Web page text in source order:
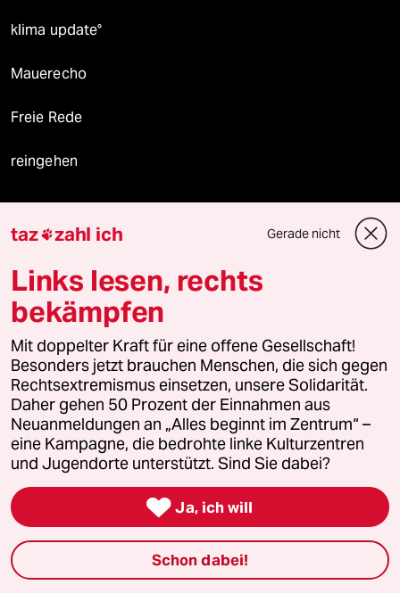
klima update°
Mauerecho
Freie Rede
reingehen
Newsletter
team zukunft
taz frisch
taz zahl ich
taz lab Infobrief
Veranstaltungen
Demnächst
taz zahl ich Gerade nicht
Links lesen, rechts
bekämpfen
Mit doppelter Kraft für eine offene Gesellschaft!
Besonders jetzt brauchen Menschen, die sich gegen
Rechtsextremismus einsetzen, unsere Solidarität.
Daher gehen 50 Prozent der Einnahmen aus
Neuanmeldungen an „Alles beginnt im Zentrum“ –
eine Kampagne, die bedrohte linke Kulturzentren
und Jugendorte unterstützt. Sind Sie dabei?
 Ja, ich will
Schon dabei!